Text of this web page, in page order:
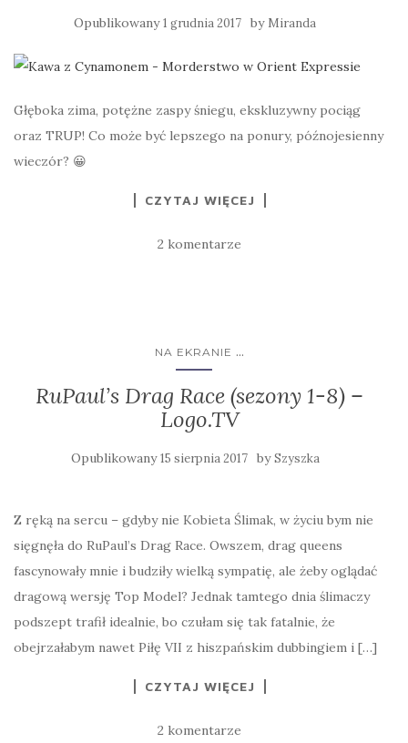
Opublikowany1 grudnia 2017 by Miranda
Głęboka zima, potężne zaspy śniegu, ekskluzywny pociąg
oraz TRUP! Co może być lepszego na ponury, późnojesienny
wieczór? 😀
CZYTAJ WIĘCEJ
2 komentarze
NA EKRANIE ...
RuPaul’s Drag Race (sezony 1-8) –
Logo.TV
Opublikowany15 sierpnia 2017 bySzyszka
Z ręką na sercu – gdyby nie Kobieta Ślimak, w życiu bym nie
sięgnęła do RuPaul’s Drag Race. Owszem, drag queens
fascynowały mnie i budziły wielką sympatię, ale żeby oglądać
dragową wersję Top Model? Jednak tamtego dnia ślimaczy
podszept trafił idealnie, bo czułam się tak fatalnie, że
obejrzałabym nawet Piłę VII z hiszpańskim dubbingiem i […]
CZYTAJ WIĘCEJ
2 komentarze